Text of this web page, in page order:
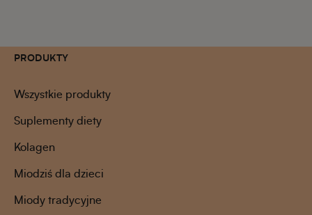
PRODUKTY
Wszystkie produkty
Suplementy diety
Kolagen
Miodziś dla dzieci
Miody tradycyjne